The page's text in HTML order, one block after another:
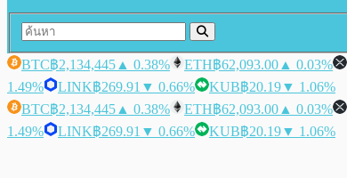
BTC฿2,134,445 ▲ 0.38% ETH฿62,093.00 ▲ 0.03%
1.49%
LINK฿269.91 ▼ 0.66% KUB฿20.19▼ 1.06%
BTC฿2,134,445 ▲ 0.38% ETH฿62,093.00 ▲ 0.03%
1.49%
LINK฿269.91 ▼ 0.66% KUB฿20.19▼ 1.06%